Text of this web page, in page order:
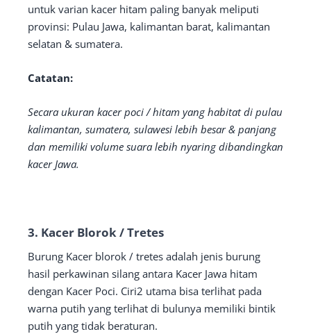
untuk varian kacer hitam paling banyak meliputi
provinsi: Pulau Jawa, kalimantan barat, kalimantan
selatan & sumatera.
Catatan:
Secara ukuran kacer poci / hitam yang habitat di pulau
kalimantan, sumatera, sulawesi lebih besar & panjang
dan memiliki volume suara lebih nyaring dibandingkan
kacer Jawa.
3. Kacer Blorok / Tretes
Burung Kacer blorok / tretes adalah jenis burung
hasil perkawinan silang antara Kacer Jawa hitam
dengan Kacer Poci. Ciri2 utama bisa terlihat pada
warna putih yang terlihat di bulunya memiliki bintik
putih yang tidak beraturan.